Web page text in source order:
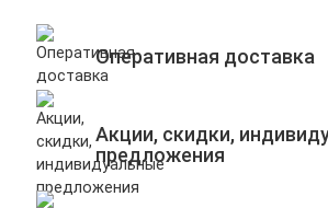
Оперативная доставка
Акции, скидки,
предложения